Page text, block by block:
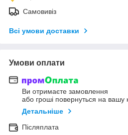
Самовивіз
Всі умови доставки
Умови оплати
Ви отримаєте замовлення
або гроші повернуться на вашу
Детальніше
Післяплата